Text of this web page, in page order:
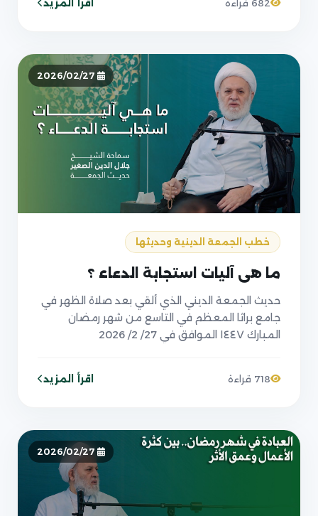
682 قراءة اقرأ المزيد
خطب الجمعة الدينية وحديثها
ما هي آليات استجابة الدعاء ؟
حديث الجمعة الديني الذي ألقي بعد صلاة الظهر في
جامع براثا المعظم في التاسع من شهر رمضان
المبارك ١٤٤٧ الموافق في 27/ 2/ 2026
718 قراءة اقرأ المزيد